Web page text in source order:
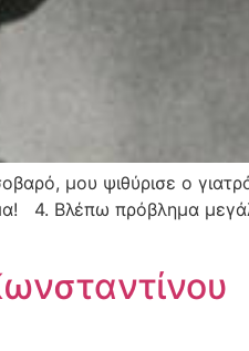
μου ψιθύρισε ο
4. Βλέπω πρόβλημα